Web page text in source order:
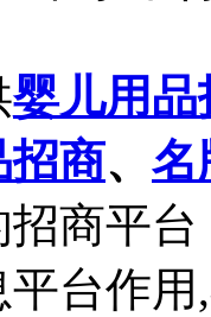
婴儿用品
招商、 名
商平台
台作